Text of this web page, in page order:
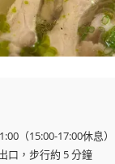
（15:00-17:00休息）
口，步行約 5 分鐘